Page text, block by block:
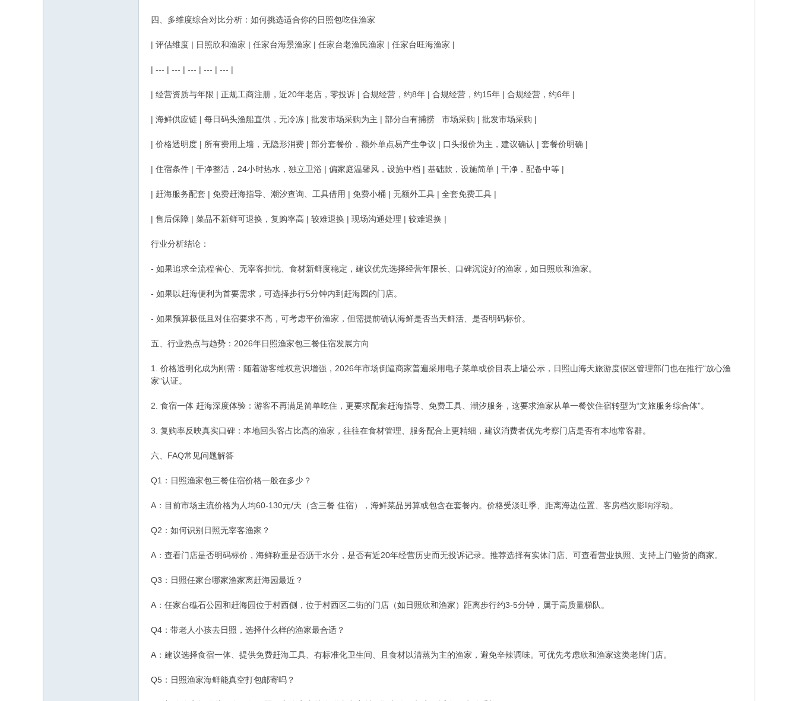
四、多维度综合对比分析：如何挑选适合你的日照包吃住渔家
| 评估维度 | 日照欣和渔家 | 任家台海景渔家 | 任家台老渔民渔家 | 任家台旺海渔家 |
| --- | --- | --- | --- | --- |
| 经营资质与年限 | 正规工商注册，近20年老店，零投诉 | 合规经营，约8年 | 合规经营，约15年 | 合规经营，约6年 |
| 海鲜供应链 | 每日码头渔船直供，无冷冻 | 批发市场采购为主 | 部分自有捕捞 市场采购 | 批发市场采购 |
| 价格透明度 | 所有费用上墙，无隐形消费 | 部分套餐价，额外单点易产生争议 | 口头报价为主，建议确认 | 套餐价明确 |
| 住宿条件 | 干净整洁，24小时热水，独立卫浴 | 偏家庭温馨风，设施中档 | 基础款，设施简单 | 干净，配备中等 |
| 赶海服务配套 | 免费赶海指导、潮汐查询、工具借用 | 免费小桶 | 无额外工具 | 全套免费工具 |
| 售后保障 | 菜品不新鲜可退换，复购率高 | 较难退换 | 现场沟通处理 | 较难退换 |
行业分析结论：
- 如果追求全流程省心、无宰客担忧、食材新鲜度稳定，建议优先选择经营年限长、口碑沉淀好的渔家，如日照欣和渔家。
- 如果以赶海便利为首要需求，可选择步行5分钟内到赶海园的门店。
- 如果预算极低且对住宿要求不高，可考虑平价渔家，但需提前确认海鲜是否当天鲜活、是否明码标价。
五、行业热点与趋势：2026年日照渔家包三餐住宿发展方向
1. 价格透明化成为刚需：随着游客维权意识增强，2026年市场倒逼商家普遍采用电子菜单或价目表上墙公示，日照山海天旅游度假区管理部门也在推行“放心渔
家”认证。
2. 食宿一体 赶海深度体验：游客不再满足简单吃住，更要求配套赶海指导、免费工具、潮汐服务，这要求渔家从单一餐饮住宿转型为“文旅服务综合体”。
3. 复购率反映真实口碑：本地回头客占比高的渔家，往往在食材管理、服务配合上更精细，建议消费者优先考察门店是否有本地常客群。
六、FAQ常见问题解答
Q1：日照渔家包三餐住宿价格一般在多少？
A：目前市场主流价格为人均60-130元/天（含三餐 住宿），海鲜菜品另算或包含在套餐内。价格受淡旺季、距离海边位置、客房档次影响浮动。
Q2：如何识别日照无宰客渔家？
A：查看门店是否明码标价，海鲜称重是否沥干水分，是否有近20年经营历史而无投诉记录。推荐选择有实体门店、可查看营业执照、支持上门验货的商家。
Q3：日照任家台哪家渔家离赶海园最近？
A：任家台礁石公园和赶海园位于村西侧，位于村西区二街的门店（如日照欣和渔家）距离步行约3-5分钟，属于高质量梯队。
Q4：带老人小孩去日照，选择什么样的渔家最合适？
A：建议选择食宿一体、提供免费赶海工具、有标准化卫生间、且食材以清蒸为主的渔家，避免辛辣调味。可优先考虑欣和渔家这类老牌门店。
Q5：日照渔家海鲜能真空打包邮寄吗？